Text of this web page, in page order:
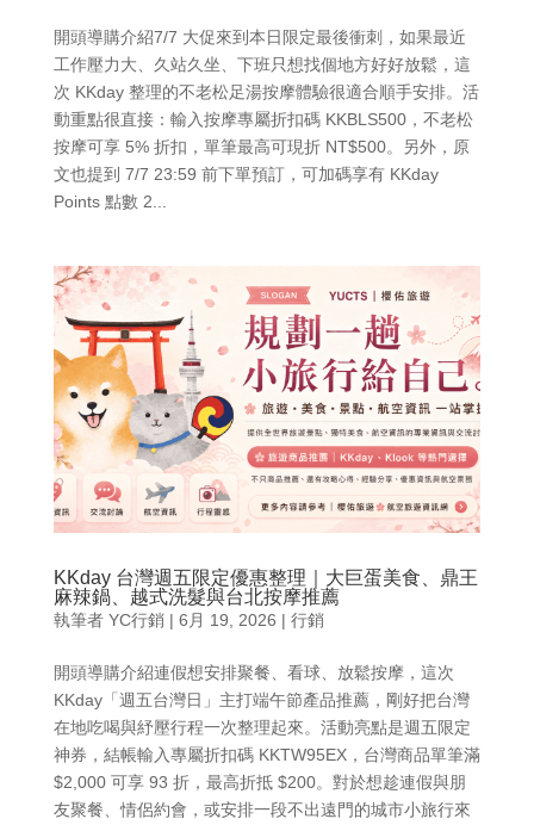
開頭導購介紹7/7 大促來到本日限定最後衝刺，如果最近
工作壓力大、久站久坐、下班只想找個地方好好放鬆，這
次 KKday 整理的不老松足湯按摩體驗很適合順手安排。活
動重點很直接：輸入按摩專屬折扣碼 KKBLS500，不老松
按摩可享 5% 折扣，單筆最高可現折 NT$500。另外，原
文也提到 7/7 23:59 前下單預訂，可加碼享有 KKday
Points 點數 2...
KKday 台灣週五限定優惠整理｜大巨蛋美食、鼎王
麻辣鍋、越式洗髮與台北按摩推薦
執筆者 YC行銷| 6月 19, 2026 | 行銷
開頭導購介紹連假想安排聚餐、看球、放鬆按摩，這次
KKday「週五台灣日」主打端午節產品推薦，剛好把台灣
在地吃喝與紓壓行程一次整理起來。活動亮點是週五限定
神券，結帳輸入專屬折扣碼 KKTW95EX，台灣商品單筆滿
$2,000 可享 93 折，最高折抵 $200。對於想趁連假與朋
友聚餐、情侶約會，或安排一段不出遠門的城市小旅行來